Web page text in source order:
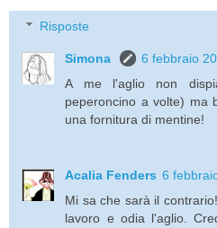
Risposte
Simona
6 febbraio
A me l'aglio non
peperoncino a volte) ma
una fornitura di mentine!
Acalia Fenders 6
Mi sa che sarà il
lavoro e odia l'aglio.